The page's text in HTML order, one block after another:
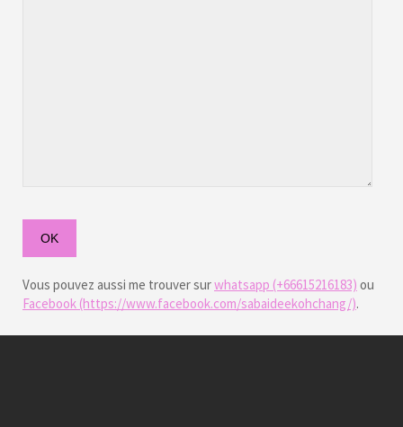
Alternative:
Vous pouvez aussi me trouver surwhatsapp (+66615216183) ou
Facebook (https://www.facebook.com/sabaideekohchang/).